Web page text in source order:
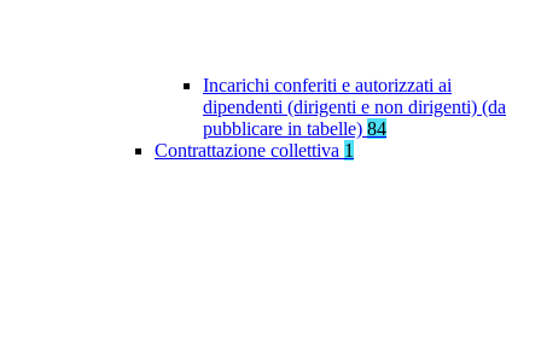
Incarichi conferiti e autorizzati ai
dipendenti (dirigenti e non dirigenti) (da
pubblicare in tabelle) 84
Contrattazione collettiva 1